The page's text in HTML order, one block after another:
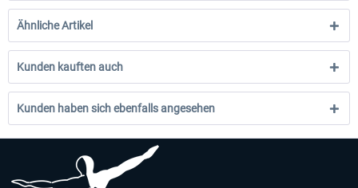
Ähnliche Artikel
Kunden kauften auch
Kunden haben sich ebenfalls angesehen